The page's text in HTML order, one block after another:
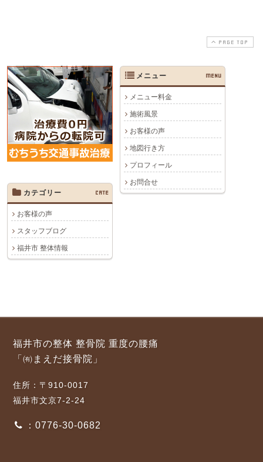
PAGE TOP
メニュー MENU
メニュー料金
施術風景
お客様の声
地図行き方
プロフィール
お問合せ
カテゴリー
CATE
お客様の声
スタッフブログ
福井市 整体情報
福井市の整体 整骨院 重度の腰痛
「㈲まえだ接骨院」
住所：〒910-0017
福井市文京7-2-24
：0776-30-0682